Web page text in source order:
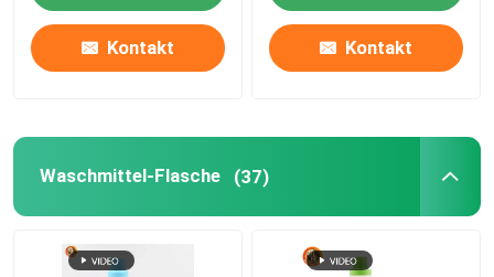
Kontakt Kontakt
Waschmittel-Flasche (37)